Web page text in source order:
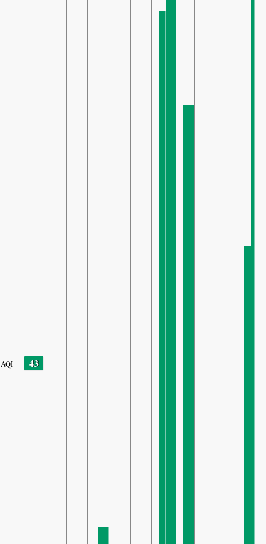
AQI 43